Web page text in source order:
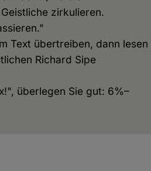
zirkulieren.
Text übertreiben, dann lesen
Richard Sipe
überlegen Sie gut: 6%–